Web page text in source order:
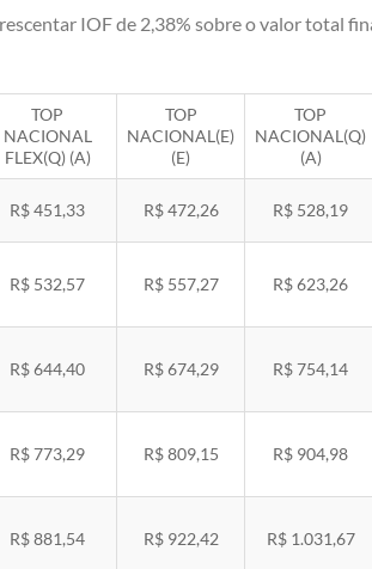
IOF de 2,38% sobre o valor total
TOP
NACIONAL
FLEX(Q) (A)
TOP
NACIONAL(E)
(E)
TOP
NACIONAL(Q)
(A)
R$ 451,33 R$ 472,26 R$ 528,19
R$ 532,57 R$ 557,27 R$ 623,26
R$ 644,40 R$ 674,29 R$ 754,14
R$ 773,29 R$ 809,15 R$ 904,98
R$ 881,54 R$ 922,42 R$ 1.031,67